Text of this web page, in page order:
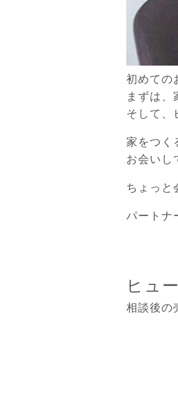
初めての
まずは、
そして、
家をつく
お会いし
ちょっと
パートナ
ヒュ
相談後の